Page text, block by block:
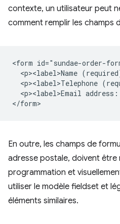
contexte, un utilisateur peut
comment remplir les champs
<form id="sundae-order-
<p><label>Name
<p><label>Telephone
<p><label>Email
En outre, les champs de
adresse postale, doivent
programmation et
utiliser le modèle fieldset et
éléments similaires.